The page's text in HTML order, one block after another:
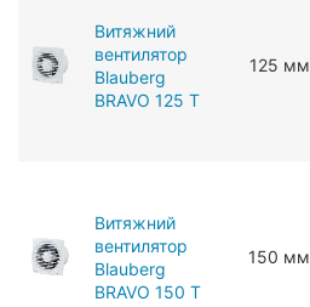
Витяжний
вентилятор
Blauberg
BRAVO 125 T
125 мм
Витяжний
вентилятор
Blauberg
BRAVO 150 T
150 мм